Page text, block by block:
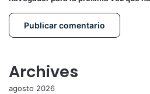
Archives
agosto 2026